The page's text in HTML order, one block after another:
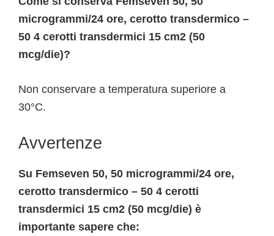
microgrammi/24 ore, cerotto transdermico –
50 4 cerotti transdermici 15 cm2 (50
mcg/die)?
Non conservare a temperatura superiore a
30°C.
Avvertenze
Su Femseven 50, 50 microgrammi/24 ore,
cerotto transdermico – 50 4 cerotti
transdermici 15 cm2 (50 mcg/die) è
importante sapere che: